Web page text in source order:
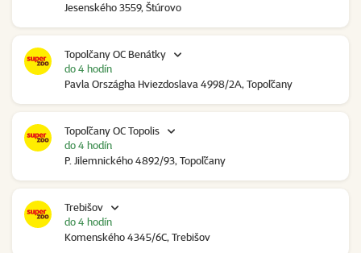
Jesenského 3559, Štúrovo
Topolčany OC Benátky
Pavla Országha Hviezdoslava 4998/2A, Topoľčany
do 4 hodín
Topoľčany OC Topolis
P. Jilemnického 4892/93, Topoľčany
do 4 hodín
Trebišov
Komenského 4345/6C, Trebišov
do 4 hodín